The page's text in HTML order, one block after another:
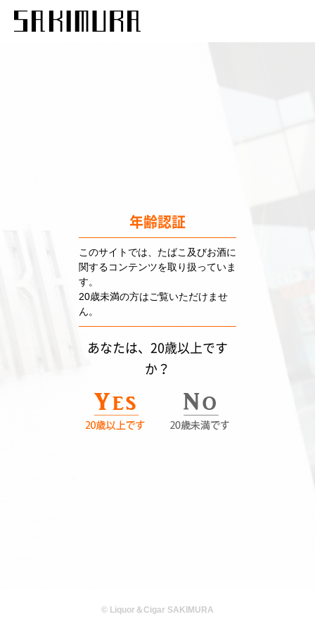
年齢認証
このサイトでは、たばこ及びお酒に
関するコンテンツを取り扱っていま
す。
20歳未満の方はご覧いただけませ
ん。
あなたは、20歳以上です
か？
© Liquor＆Cigar SAKIMURA